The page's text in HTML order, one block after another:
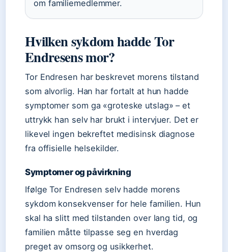
om familiemedlemmer.
Hvilken sykdom hadde Tor
Endresens mor?
Tor Endresen har beskrevet morens tilstand
som alvorlig. Han har fortalt at hun hadde
symptomer som ga «groteske utslag» – et
uttrykk han selv har brukt i intervjuer. Det er
likevel ingen bekreftet medisinsk diagnose
fra offisielle helsekilder.
Symptomer og påvirkning
Ifølge Tor Endresen selv hadde morens
sykdom konsekvenser for hele familien. Hun
skal ha slitt med tilstanden over lang tid, og
familien måtte tilpasse seg en hverdag
preget av omsorg og usikkerhet.